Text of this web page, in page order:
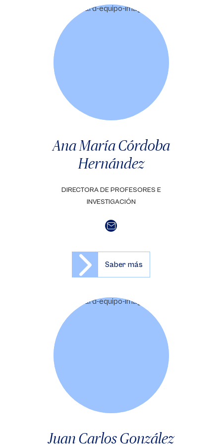
Ana María Córdoba
Hernández
DIRECTORA DE PROFESORES E
INVESTIGACIÓN
Saber más
Juan Carlos González